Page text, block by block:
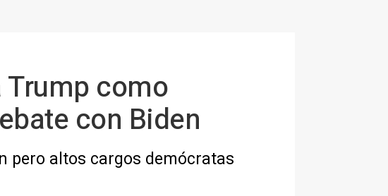
Trump como
con Biden
pero altos cargos demócratas